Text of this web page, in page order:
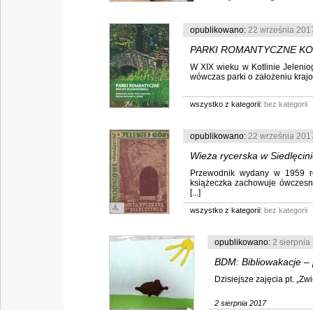
opublikowano: 22 września
PARKI ROMANTYCZNE
Napierała; zdjęcia Romuald
W XIX wieku w Kotlinie
wówczas parki o założeniu
wszystko z kategorii: bez kategorii
opublikowano: 22 września
Wieża rycerska w
Przewodnik wydany w 1959
książeczka zachowuje
[...]
wszystko z kategorii: bez kategorii
opublikowano: 2 sierpnia
BDM: Bibliowakacje
Dzisiejsze zajęcia pt.
2 sierpnia 2017